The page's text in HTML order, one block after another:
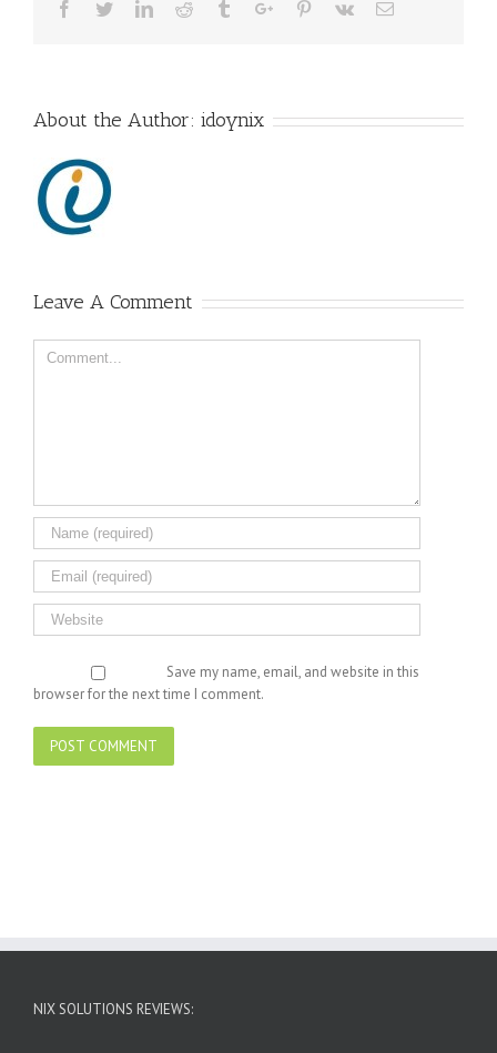
Facebook
TwitterLinkedinReddit TumblrGoogle+Pinterest
Vk Email
About the Author: idoynix
Leave A Comment
Comment
Save my name, email, and website in this
browser for the next time I comment.
NIX SOLUTIONS REVIEWS: